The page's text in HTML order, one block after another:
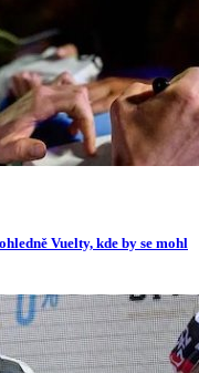
Vuelty, kde by se mohl